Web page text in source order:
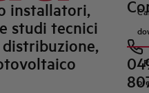
installatori,
studi tecnici